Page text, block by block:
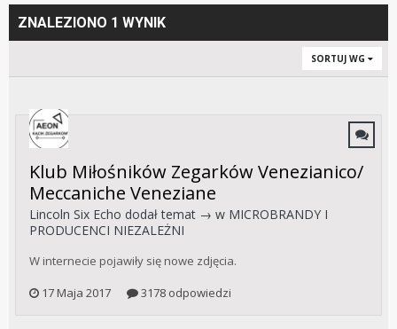
ZNALEZIONO 1 WYNIK
SORTUJ WG
Klub Miłośników Zegarków Venezianico/
Meccaniche Veneziane
Lincoln Six Echo dodał temat → w MICROBRANDY I
PRODUCENCI NIEZALEŻNI
W internecie pojawiły się nowe zdjęcia.
17 Maja 2017
3178 odpowiedzi